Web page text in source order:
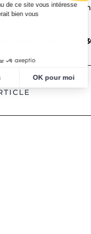
de ce site vous intéresse
bien vous
OK pour moi
: Personnalisez
et de gérer vos
espace dédié au
à